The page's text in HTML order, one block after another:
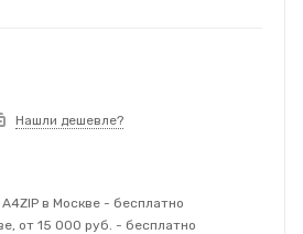
Нашли дешевле?
в Москве - бесплатно
от 15 000 руб. - бесплатно